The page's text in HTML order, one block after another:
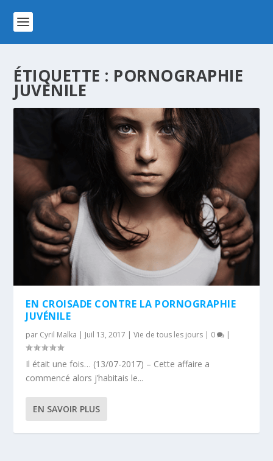
ÉTIQUETTE : PORNOGRAPHIE
JUVENILE
EN CROISADE CONTRE LA PORNOGRAPHIE
JUVÉNILE
par Cyril Malka | Juil 13, 2017 |Vie de tous les jours | 0 |
Il était une fois… (13/07-2017) – Cette affaire a
commencé alors j’habitais le...
EN SAVOIR PLUS